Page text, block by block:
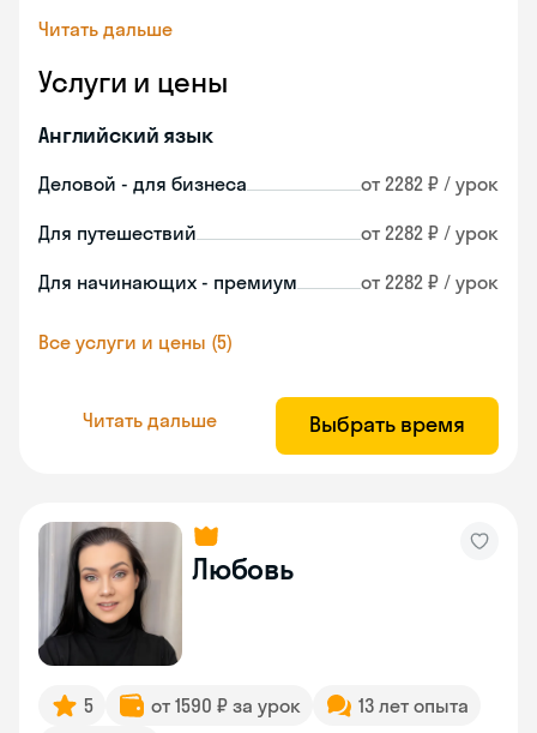
Читать дальше
Услуги и цены
Английский язык
Деловой - для бизнеса от 2282 ₽ / урок
Для путешествий от 2282 ₽ / урок
Для начинающих - премиум от 2282 ₽ / урок
Все услуги и цены (5)
Читать дальше Выбрать время
Любовь
5 от 1590 ₽ за урок
13 лет опыта